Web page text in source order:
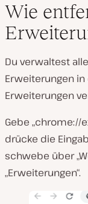
Wie
Du verwaltest
Erweiterungen
Erweiterungen
Gebe „chrome://
drücke die
schwebe über
„Erweiterungen“.